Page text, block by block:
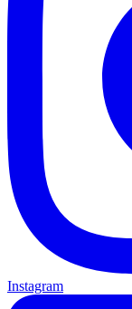
Instagram